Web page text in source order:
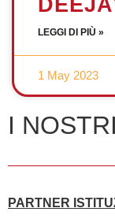
LEGGI DI PIÙ »
1 May 2023
I
PARTNER